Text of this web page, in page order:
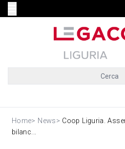
Cerca
Home> News> Coop Liguria.
bilanc...